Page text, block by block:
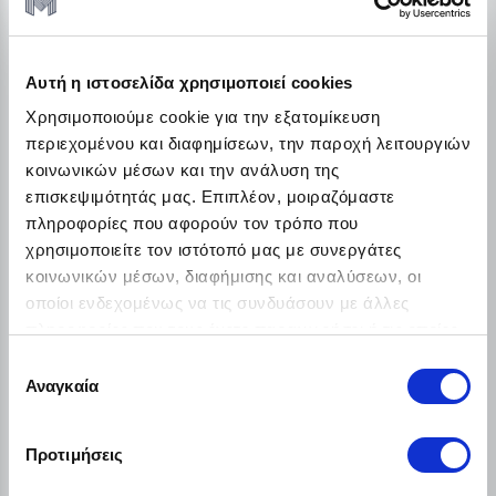
Αυτή η ιστοσελίδα χρησιμοποιεί cookies
Χρησιμοποιούμε cookie για την εξατομίκευση
περιεχομένου και διαφημίσεων, την παροχή λειτουργιών
κοινωνικών μέσων και την ανάλυση της
επισκεψιμότητάς μας. Επιπλέον, μοιραζόμαστε
πληροφορίες που αφορούν τον τρόπο που
χρησιμοποιείτε τον ιστότοπό μας με συνεργάτες
κοινωνικών μέσων, διαφήμισης και αναλύσεων, οι
οποίοι ενδεχομένως να τις συνδυάσουν με άλλες
των υπηρεσιών τους.
συγκατάθεσης
Αναγκαία
Προτιμήσεις
γραφικών στα παιχνίδια, 19% γρηγορότερη
επεξεργασία και 39% ταχύτερο AIΚάμερα
telephoto με 37% βελτιωμένη φωτεινότητα για
πιο λεπτομερείς λήψεις μετά το
ηλιοβασίλεμα.Προηγμένο σύστημα ψύξης με
21% μεγαλύτερη θερμική απόδοση από το
Galaxy S25 Ultra
ΧΑΡΑΚΤΗΡΙΣΤΙΚΆ
Οθόνη: